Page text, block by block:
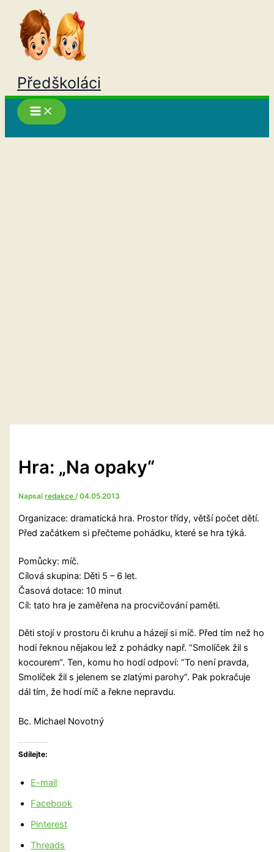
Přeskočit
obsah
Předškoláci
Hra: „Na opaky“
Napsalredakce/04.05.2013
Organizace: dramatická hra. Prostor třídy, větší počet dětí.
Před začátkem si přečteme pohádku, které se hra týká.
Pomůcky: míč.
Cílová skupina: Děti 5 – 6 let.
Časová dotace: 10 minut
Cíl: tato hra je zaměřena na procvičování paměti.
Děti stojí v prostoru či kruhu a házejí si míč. Před tím než ho
hodí řeknou nějakou lež z pohádky např. “Smolíček žil s
kocourem“. Ten, komu ho hodí odpoví: “To není pravda,
Smolíček žil s jelenem se zlatými parohy“. Pak pokračuje
dál tím, že hodí míč a řekne nepravdu.
Bc. Michael Novotný
Sdílejte:
E-mail
Facebook
Pinterest
Threads